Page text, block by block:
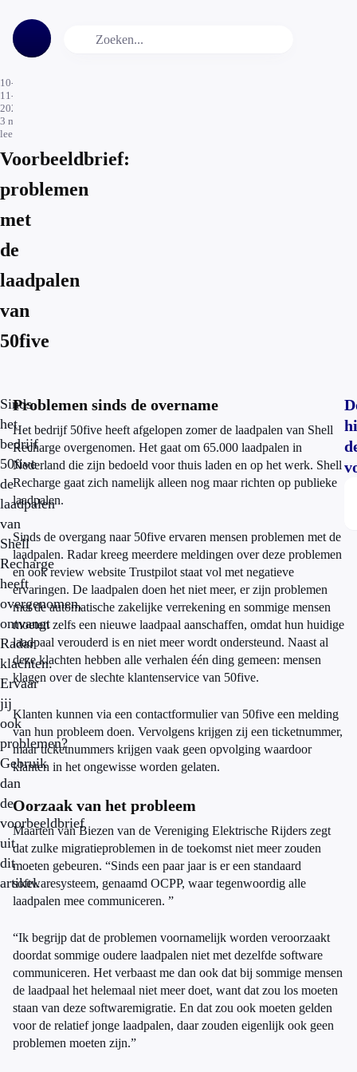
10-
11-
2025
3 min.
leestijd
Voorbeeldbrief:
problemen
met
de
laadpalen
van
50five
Sinds
het
bedrijf
50five
de
laadpalen
van
Shell
Recharge
heeft
overgenomen,
ontvangt
Radar
klachten.
Ervaar
jij
ook
problemen?
Gebruik
dan
de
voorbeeldbrief
uit
dit
artikel.
Problemen sinds de overname
Het bedrijf 50five heeft afgelopen zomer de laadpalen van Shell
Recharge overgenomen. Het gaat om 65.000 laadpalen in
Nederland die zijn bedoeld voor thuis laden en op het werk. Shell
Recharge gaat zich namelijk alleen nog maar richten op publieke
laadpalen.
Sinds de overgang naar 50five ervaren mensen problemen met de
laadpalen. Radar kreeg meerdere meldingen over deze problemen
en ook review website Trustpilot staat vol met negatieve
ervaringen. De laadpalen doen het niet meer, er zijn problemen
met de automatische zakelijke verrekening en sommige mensen
moeten zelfs een nieuwe laadpaal aanschaffen, omdat hun huidige
laadpaal verouderd is en niet meer wordt ondersteund. Naast al
deze klachten hebben alle verhalen één ding gemeen: mensen
klagen over de slechte klantenservice van 50five.
Klanten kunnen via een contactformulier van 50five een melding
van hun probleem doen. Vervolgens krijgen zij een ticketnummer,
maar ticketnummers krijgen vaak geen opvolging waardoor
klanten in het ongewisse worden gelaten.
Oorzaak van het probleem
Maarten van Biezen van de Vereniging Elektrische Rijders zegt
dat zulke migratieproblemen in de toekomst niet meer zouden
moeten gebeuren. “Sinds een paar jaar is er een standaard
softwaresysteem, genaamd OCPP, waar tegenwoordig alle
laadpalen mee communiceren. ”
“Ik begrijp dat de problemen voornamelijk worden veroorzaakt
doordat sommige oudere laadpalen niet met dezelfde software
communiceren. Het verbaast me dan ook dat bij sommige mensen
de laadpaal het helemaal niet meer doet, want dat zou los moeten
staan van deze softwaremigratie. En dat zou ook moeten gelden
voor de relatief jonge laadpalen, daar zouden eigenlijk ook geen
problemen moeten zijn.”